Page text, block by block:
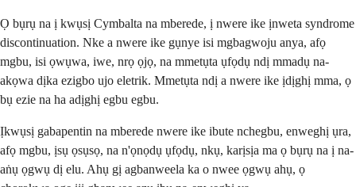
Ọ bụrụ na ị kwụsị Cymbalta na mberede, ị nwere ike ịnweta syndrome
discontinuation. Nke a nwere ike gụnye isi mgbagwoju anya, afọ
mgbu, isi ọwụwa, iwe, nrọ ọjọ, na mmetụta ụfọdụ ndị mmadụ na-
akọwa dịka ezigbo ujo eletrik. Mmetụta ndị a nwere ike ịdịghị mma, ọ
bụ ezie na ha adịghị egbu egbu.
Ịkwụsị gabapentin na mberede nwere ike ibute nchegbu, enweghị ụra,
afọ mgbu, ịsụ ọsụsọ, na n'ọnọdụ ụfọdụ, nkụ, karịsịa ma ọ bụrụ na ị na-
aṅụ ọgwụ dị elu. Ahụ gị agbanweela ka o nwee ọgwụ ahụ, ọ